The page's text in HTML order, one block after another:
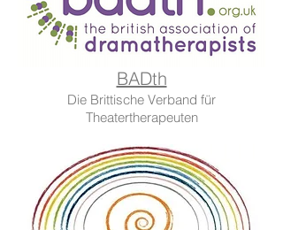
BADth
Die Brittische Verband für
Theatertherapeuten